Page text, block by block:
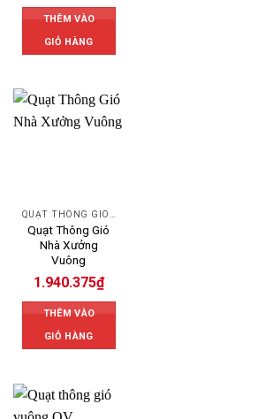
THÊM VÀO
GIỎ HÀNG
QUẠT THÔNG GIÓ CÔNG NGHIỆP
Quạt Thông Gió
Nhà Xưởng
Vuông
1.940.375₫
THÊM VÀO
GIỎ HÀNG